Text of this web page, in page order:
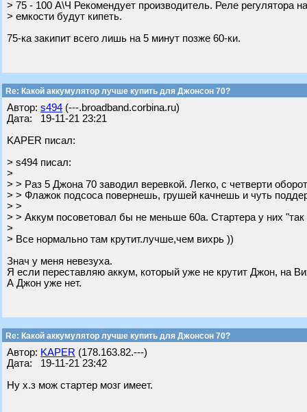
> 75 - 100 А\Ч Рекомендует производитель. Реле регулятора
> емкости будут кипеть.
75-ка закипит всего лишь на 5 минут позже 60-ки.
Re: Какой аккумулятор лучше купить для Джонсон 70?
Автор: s494 (---.broadband.corbina.ru)
Дата: 19-11-21 23:21
KAPER писал:
> s494 писал:
>
> > Раз 5 Джона 70 заводил веревкой. Легко, с четверти
> > Флажок подсоса повернешь, грушей качнешь и чуть
> >
> > Аккум посоветовал бы не меньше 60а. Стартера у них "так
>
> Все нормально там крутит.лучше,чем вихрь ))
Знач у меня невезуха.
Я если переставляю аккум, который уже не крутит Джон, на
А Джон уже нет.
Re: Какой аккумулятор лучше купить для Джонсон 70?
Автор: KAPER (178.163.82.---)
Дата: 19-11-21 23:42
Ну х.з мож стартер мозг имеет.